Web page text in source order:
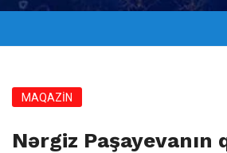
MAQAZİN
Nərgiz Paşayevanın